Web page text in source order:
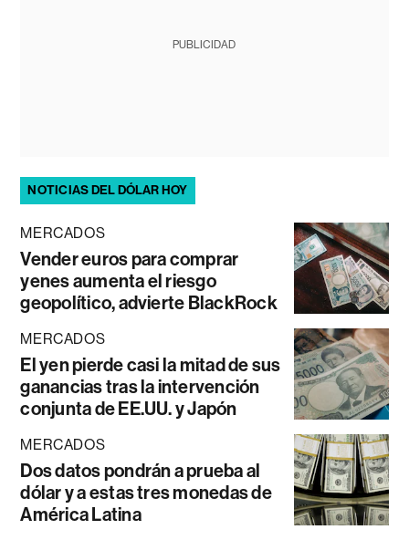
PUBLICIDAD
NOTICIAS DEL DÓLAR HOY
MERCADOS
Vender euros para comprar
yenes aumenta el riesgo
geopolítico, advierte BlackRock
MERCADOS
El yen pierde casi la mitad de sus
ganancias tras la intervención
conjunta de EE.UU. y Japón
MERCADOS
Dos datos pondrán a prueba al
dólar y a estas tres monedas de
América Latina